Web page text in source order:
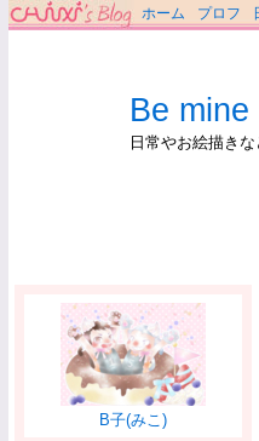
ホーム プロフ
Be mine
日常やお絵描きな
B子(みこ)